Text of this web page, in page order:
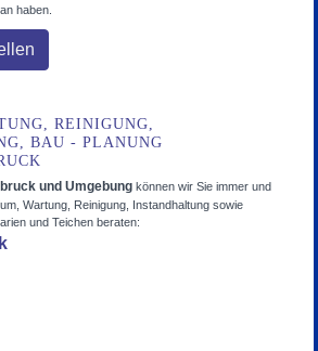
haben.
REINIGUNG,
BAU - PLANUNG
und Umgebung können wir Sie immer und
Wartung, Reinigung, Instandhaltung sowie
und Teichen beraten: